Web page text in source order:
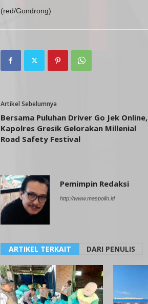
(red/Gondrong)
Artikel Sebelumnya
Bersama Puluhan Driver Go Jek Online,
Kapolres Gresik Gelorakan Millenial
Road Safety Festival
Pemimpin Redaksi
http://www.maspolin.id
ARTIKEL TERKAIT DARI PENULIS